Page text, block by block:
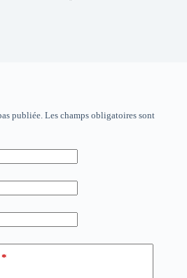
publiée. Les champs obligatoires sont
*